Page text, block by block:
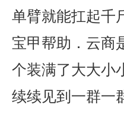
单臂就能扛起千
宝甲帮助．云商
个装满了大大小
续续见到一群一